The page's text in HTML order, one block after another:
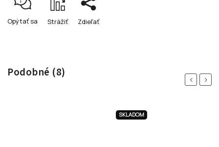
Opýtať sa Strážiť Zdieľať
Podobné (8)
Previous
SKLADOM
Next